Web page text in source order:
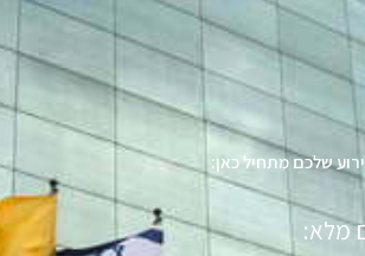
שלכם מתחיל כאן: